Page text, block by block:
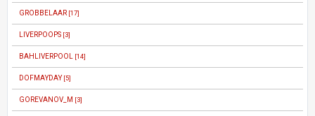
GROBBELAAR [17]
LIVERPOOPS [3]
BAHLIVERPOOL [14]
DOFMAYDAY [5]
GOREVANOV_M [3]